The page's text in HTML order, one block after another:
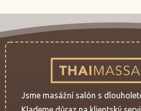
Jsme masážní salón s